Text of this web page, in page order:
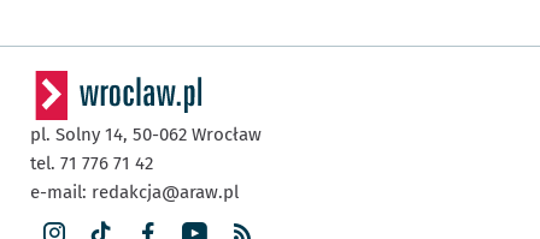
pl. Solny 14, 50-062 Wrocław
tel. 71 776 71 42
e-mail: redakcja@araw.pl